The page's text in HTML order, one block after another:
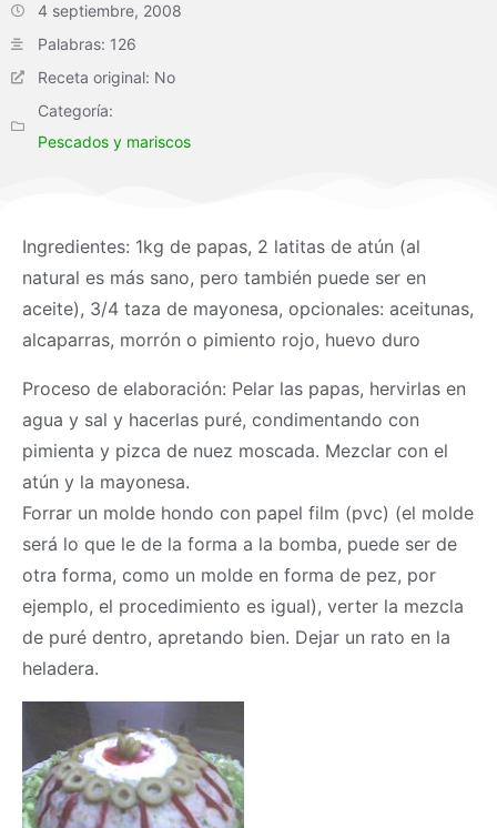
4 septiembre, 2008
Palabras: 126
Receta original: No
Categoría:
Pescados y mariscos
Ingredientes: 1kg de papas, 2 latitas de atún (al
natural es más sano, pero también puede ser en
aceite), 3/4 taza de mayonesa, opcionales: aceitunas,
alcaparras, morrón o pimiento rojo, huevo duro
Proceso de elaboración: Pelar las papas, hervirlas en
agua y sal y hacerlas puré, condimentando con
pimienta y pizca de nuez moscada. Mezclar con el
atún y la mayonesa.
Forrar un molde hondo con papel film (pvc) (el molde
será lo que le de la forma a la bomba, puede ser de
otra forma, como un molde en forma de pez, por
ejemplo, el procedimiento es igual), verter la mezcla
de puré dentro, apretando bien. Dejar un rato en la
heladera.